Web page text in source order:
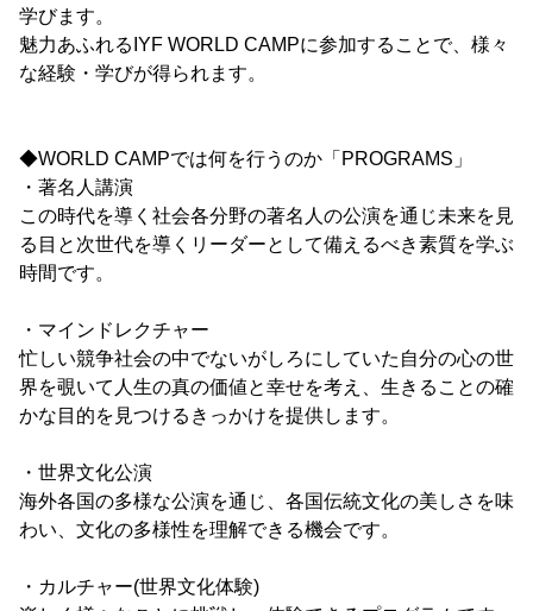
学びます。
魅力あふれるIYF WORLD CAMPに参加することで、様々
な経験・学びが得られます。
◆WORLD CAMPでは何を行うのか「PROGRAMS」
・著名人講演
この時代を導く社会各分野の著名人の公演を通じ未来を見
る目と次世代を導くリーダーとして備えるべき素質を学ぶ
時間です。
・マインドレクチャー
忙しい競争社会の中でないがしろにしていた自分の心の世
界を覗いて人生の真の価値と幸せを考え、生きることの確
かな目的を見つけるきっかけを提供します。
・世界文化公演
海外各国の多様な公演を通じ、各国伝統文化の美しさを味
わい、文化の多様性を理解できる機会です。
・カルチャー(世界文化体験)